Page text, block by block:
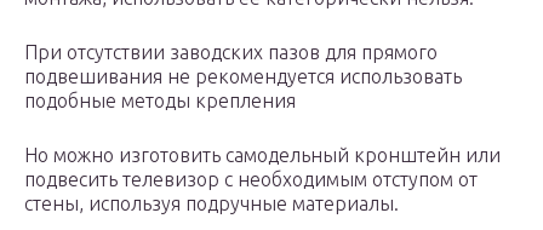
При отсутствии заводских пазов для прямого
подвешивания не рекомендуется использовать
подобные методы крепления
Но можно изготовить самодельный кронштейн или
подвесить телевизор с необходимым отступом от
стены, используя подручные материалы.